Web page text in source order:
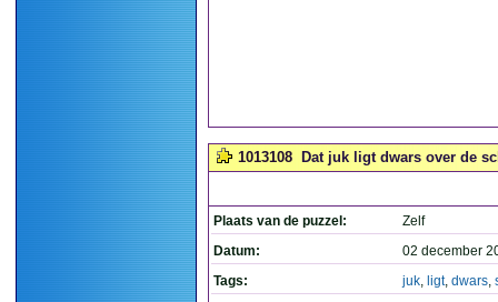
1013108 Dat juk ligt dwars over de
Plaats van de puzzel:
Zelf
Datum:
02 december
Tags:
juk, ligt, dwars,